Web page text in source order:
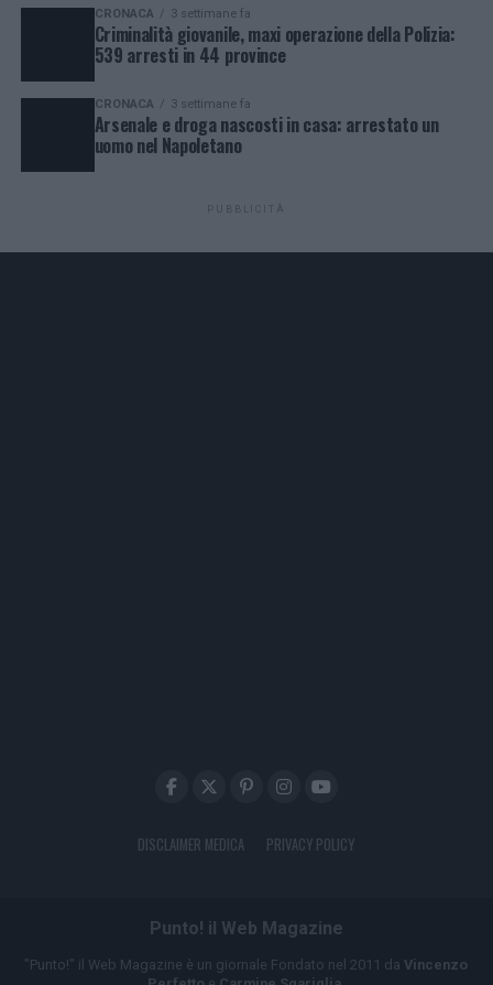
CRONACA 3 settimane fa
Criminalità giovanile, maxi operazione della Polizia:
539 arresti in 44 province
CRONACA 3 settimane fa
Arsenale e droga nascosti in casa: arrestato un
uomo nel Napoletano
PUBBLICITÀ
DISCLAIMER MEDICA PRIVACY POLICY
Punto! il Web Magazine
"Punto!" il Web Magazine è un giornale Fondato nel 2011 da Vincenzo